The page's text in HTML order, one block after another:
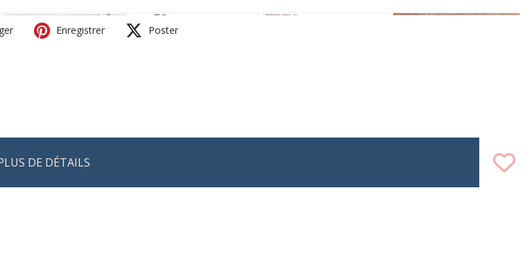
Enregistrer Poster
DE DÉTAILS